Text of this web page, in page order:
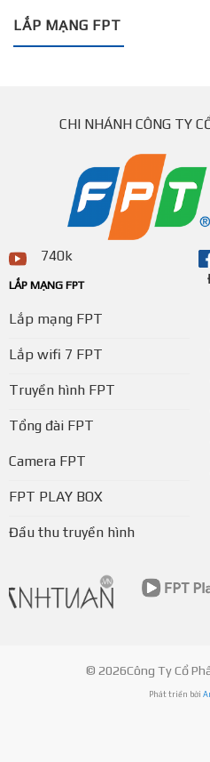
LẮP MẠNG FPT
CHI NHÁNH CÔNG TY
740k
LẮP MẠNG FPT
Lắp mạng FPT
Lắp wifi 7 FPT
Truyền hình FPT
Tổng đài FPT
Camera FPT
FPT PLAY BOX
Đầu thu truyền hình
© 2026Công Ty Cổ
Phát triển bởi